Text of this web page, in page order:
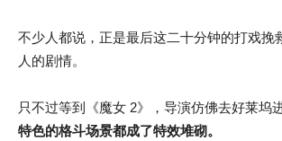
不少人都说，正是最后这二十分钟的打戏挽
人的剧情。
只不过等到《魔女 2》，导演仿佛去好莱坞
特色的格斗场景都成了特效堆砌。